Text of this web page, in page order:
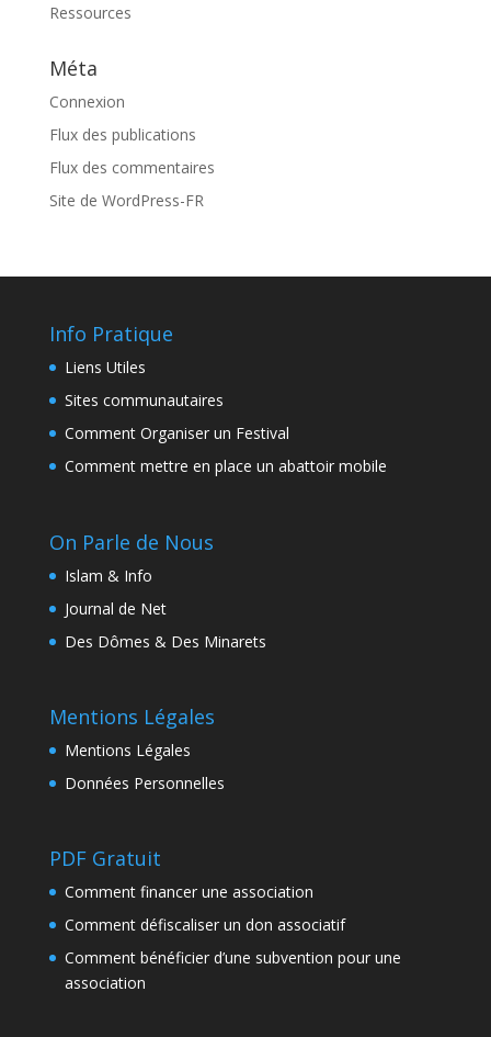
Ressources
Méta
Connexion
Flux des publications
Flux des commentaires
Site de WordPress-FR
Info Pratique
Liens Utiles
Sites communautaires
Comment Organiser un Festival
Comment mettre en place un abattoir mobile
On Parle de Nous
Islam & Info
Journal de Net
Des Dômes & Des Minarets
Mentions Légales
Mentions Légales
Données Personnelles
PDF Gratuit
Comment financer une association
Comment défiscaliser un don associatif
Comment bénéficier d’une subvention pour une
association